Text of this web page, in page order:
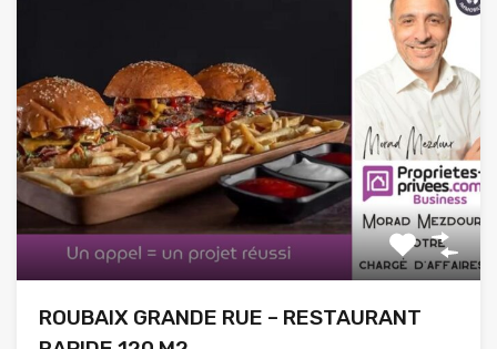
ROUBAIX GRANDE RUE – RESTAURANT